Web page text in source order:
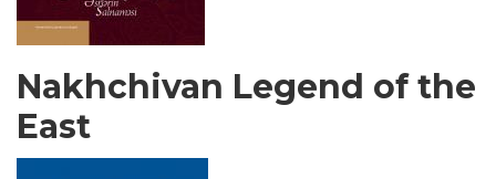
Nakhchivan Legend of the
East